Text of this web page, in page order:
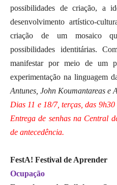
possibilidades de criação, a
desenvolvimento artístico-
criação de um mosaico
possibilidades identitárias.
manifestar por meio de um
experimentação na linguagem
Antunes, John Koumantareas e
Dias 11 e 18/7, terças, das
Entrega de senhas na Central
de antecedência.
FestA! Festival de Aprender
Ocupação